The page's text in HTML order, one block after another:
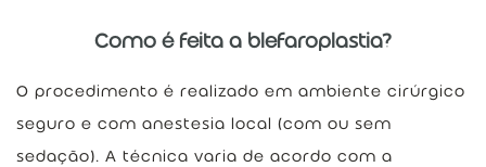
Como é feita a blefaroplastia?
O procedimento é realizado em ambiente cirúrgico
seguro e com anestesia local (com ou sem
sedação). A técnica varia de acordo com a